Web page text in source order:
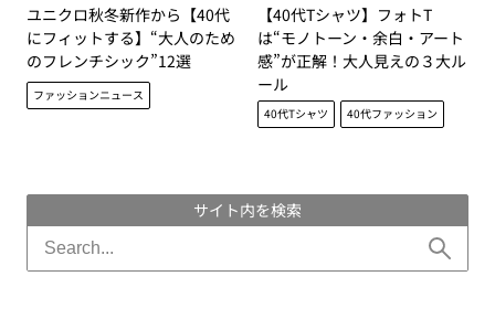
ユニクロ秋冬新作から【40代
にフィットする】“大人のため
のフレンチシック”12選
ファッションニュース
【40代Tシャツ】フォトT
は“モノトーン・余白・アート
感”が正解！大人見えの３大ル
ール
40代Tシャツ 40代ファッション
サイト内を検索